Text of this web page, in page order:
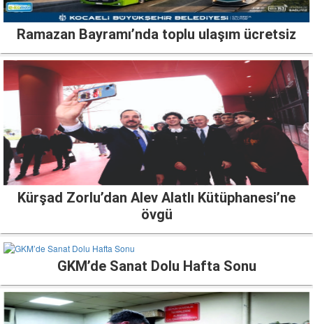
Ramazan Bayramı’nda toplu ulaşım ücretsiz
Kürşad Zorlu’dan Alev Alatlı Kütüphanesi’ne
övgü
GKM’de Sanat Dolu Hafta Sonu